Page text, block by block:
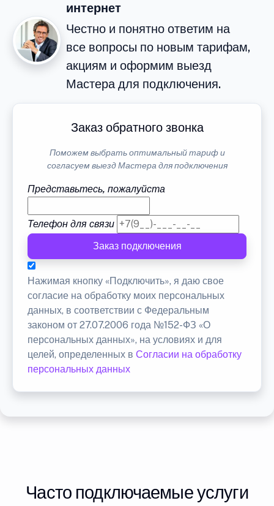
интернет
Честно и понятно ответим на
все вопросы по новым тарифам,
акциям и оформим выезд
Мастера для подключения.
Заказ обратного звонка
Поможем выбрать оптимальный тариф и
согласуем выезд Мастера для подключения
Представьтесь, пожалуйста
Телефон для связи
Заказ подключения
Нажимая кнопку «Подключить», я даю свое
согласие на обработку моих персональных
данных, в соответствии с Федеральным
законом от 27.07.2006 года №152-ФЗ «О
персональных данных», на условиях и для
целей, определенных в Согласии на обработку
персональных данных
Часто подключаемые услуги